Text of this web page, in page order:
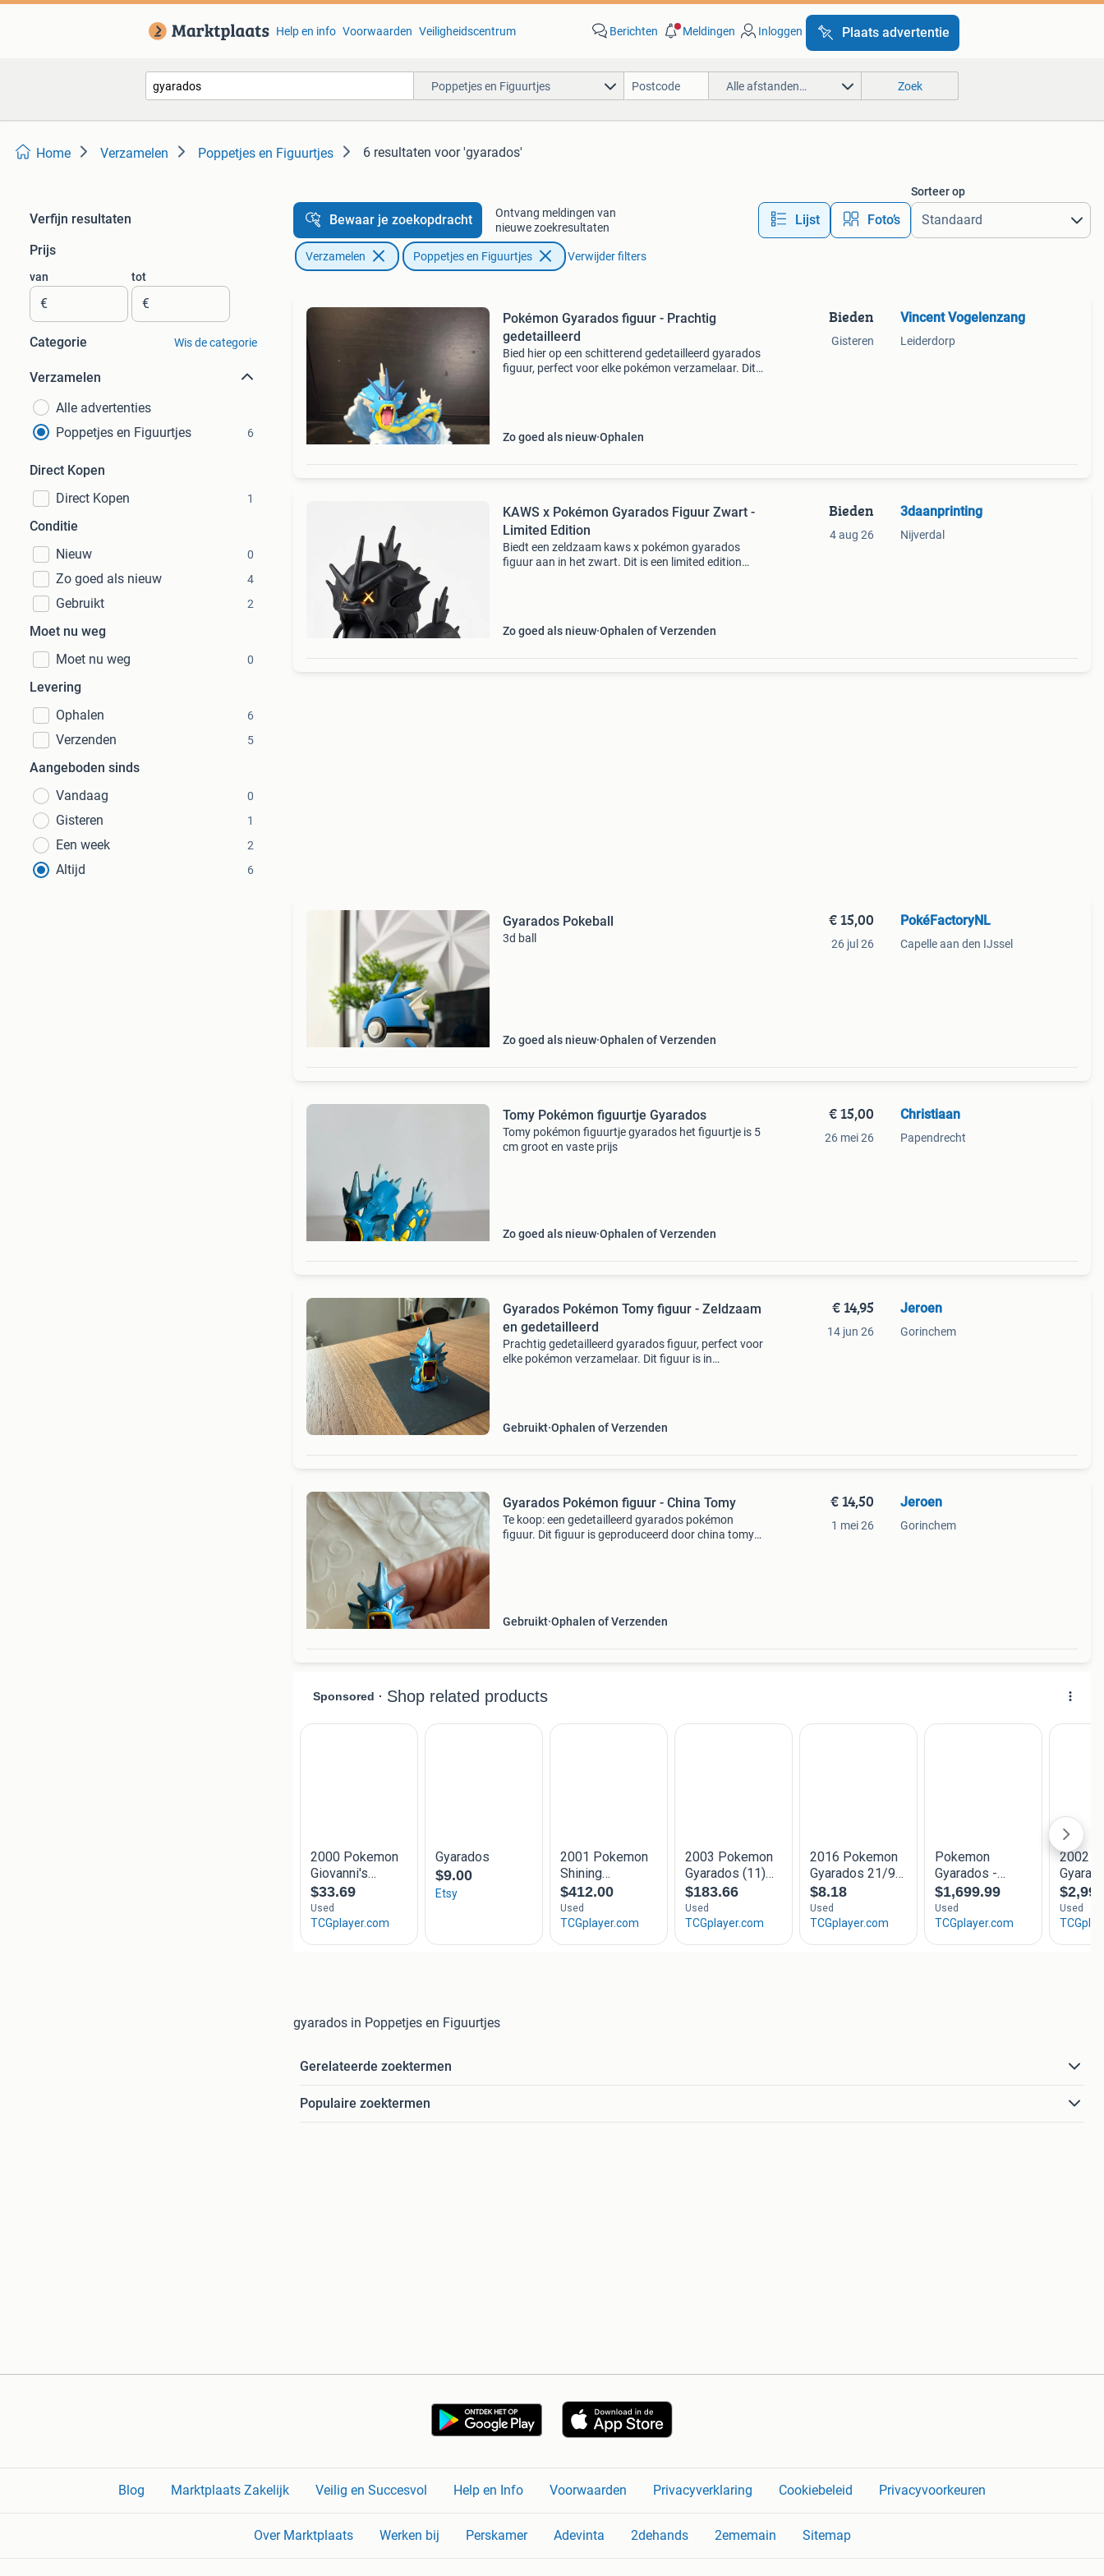
Help en info Voorwaarden Veiligheidscentrum Berichten Meldingen Inloggen Plaats advertentie
Poppetjes en Figuurtjes Alle afstanden… Zoek
Home Verzamelen Poppetjes en Figuurtjes 6 resultaten voor 'gyarados'
Verfijn resultaten
Prijs
van
€
tot
€
Categorie Wis de categorie
Verzamelen
Alle advertenties
Poppetjes en Figuurtjes
6
Direct Kopen
Direct Kopen
1
Conditie
Nieuw
0
Zo goed als nieuw 4
Gebruikt 2
Moet nu weg
Moet nu weg
0
Levering
Ophalen
6
Verzenden 5
Aangeboden sinds
Vandaag
0
Gisteren 1
Een week 2
Altijd 6
Bewaar je zoekopdracht
Ontvang meldingen van
nieuwe zoekresultaten
Lijst Foto’s
Sorteer op
Verzamelen Poppetjes en Figuurtjes Verwijder filters
Pokémon Gyarados figuur - Prachtig
gedetailleerd
Bied hier op een schitterend gedetailleerd gyarados
figuur, perfect voor elke pokémon verzamelaar. Dit
Zo goed als nieuw Ophalen
Bieden
Gisteren
Vincent Vogelenzang
Leiderdorp
KAWS x Pokémon Gyarados Figuur Zwart -
Limited Edition
Biedt een zeldzaam kaws x pokémon gyarados
figuur aan in het zwart. Dit is een limited edition
Zo goed als nieuw Ophalen of Verzenden
Bieden
4 aug 26
3daanprinting
Nijverdal
Gyarados Pokeball
3d ball
Zo goed als nieuw Ophalen of Verzenden
€ 15,00
26 jul 26
PokéFactoryNL
Capelle aan den IJssel
Tomy Pokémon figuurtje Gyarados
Tomy pokémon figuurtje gyarados het figuurtje is 5
cm groot en vaste prijs
Zo goed als nieuw Ophalen of Verzenden
€ 15,00
26 mei 26
Christiaan
Papendrecht
Gyarados Pokémon Tomy figuur - Zeldzaam
en gedetailleerd
Prachtig gedetailleerd gyarados figuur, perfect voor
elke pokémon verzamelaar. Dit figuur is in
Gebruikt Ophalen of Verzenden
€ 14,95
14 jun 26
Jeroen
Gorinchem
Gyarados Pokémon figuur - China Tomy
Te koop: een gedetailleerd gyarados pokémon
figuur. Dit figuur is geproduceerd door china tomy
Gebruikt Ophalen of Verzenden
€ 14,50
1 mei 26
Jeroen
Gorinchem
gyarados in Poppetjes en Figuurtjes
Gerelateerde zoektermen
Populaire zoektermen
Blog Marktplaats Zakelijk Veilig en Succesvol Help en Info Voorwaarden Privacyverklaring Cookiebeleid Privacyvoorkeuren
Over Marktplaats Werken bij Perskamer Adevinta 2dehands 2ememain Sitemap